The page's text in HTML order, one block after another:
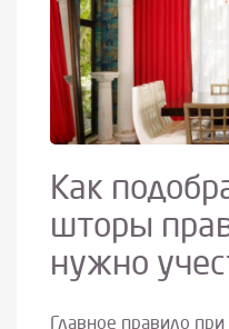
Как
шторы
нужно
Главное правило